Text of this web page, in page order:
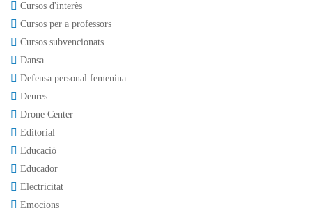
Cursos d'interès
Cursos per a professors
Cursos subvencionats
Dansa
Defensa personal femenina
Deures
Drone Center
Editorial
Educació
Educador
Electricitat
Emocions